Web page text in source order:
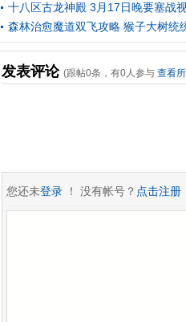
十八区古龙神殿 3月17日晚要塞战
森林治愈魔道双飞攻略 猴子大树统
发表评论 (跟帖0条，有0人参与 查看
您还未登录 ！ 没有帐号？ 点击注册